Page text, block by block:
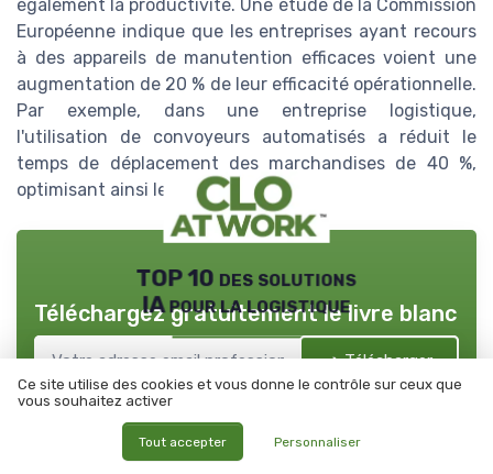
également la productivité. Une étude de la Commission
Européenne indique que les entreprises ayant recours
à des appareils de manutention efficaces voient une
augmentation de 20 % de leur efficacité opérationnelle.
Par exemple, dans une entreprise logistique,
l'utilisation de convoyeurs automatisés a réduit le
temps de déplacement des marchandises de 40 %,
optimisant ainsi le flux de travail.
TOP 10 des solutions
IA pour la logistique
Téléchargez gratuitement le livre blanc
➔ Télécharger
*En remplissant ce formulaire, j’accepte d’être contacté(e) à
Ce site utilise des cookies et vous donne le contrôle sur ceux que
vous souhaitez activer
Tout accepter Personnaliser